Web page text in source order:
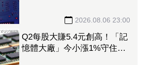
2026.08.06 23:00
Q2每股大賺5.4元創高！「記
憶體大廠」今小漲1%守住連